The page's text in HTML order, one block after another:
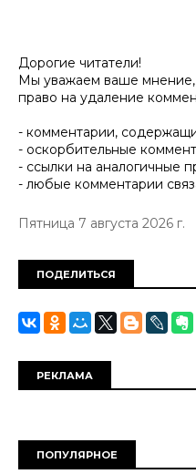
Дорогие читатели!
Мы уважаем ваше мнение,
право на удаление
- комментарии,
- оскорбительные
- ссылки на аналогичные
- любые комментарии
Пятница 7 августа 2026 г.
ПОДЕЛИТЬСЯ
РЕКЛАМА
ПОПУЛЯРНОЕ